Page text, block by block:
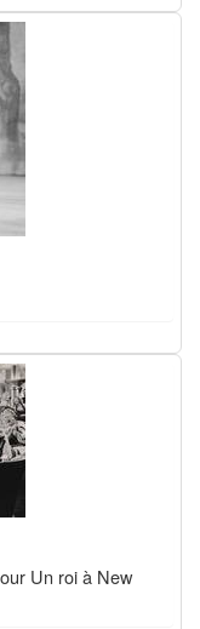
Un roi à New